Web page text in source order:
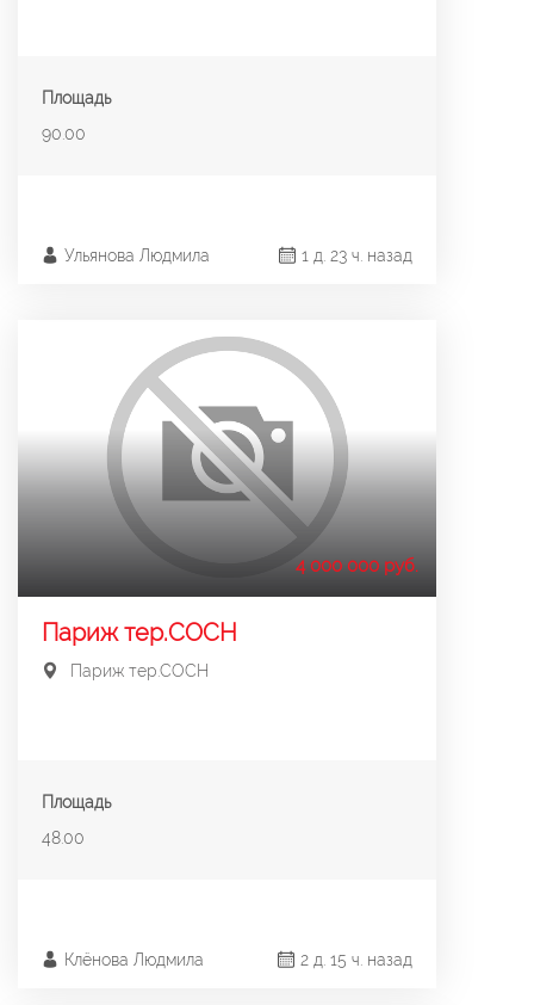
Площадь
90.00
1 д. 23 ч. назад
Ульянова Людмила
4 000 000 руб.
Париж тер.СОСН
Париж тер.СОСН
Площадь
48.00
2 д. 15 ч. назад
Клёнова Людмила